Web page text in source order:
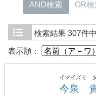
AND検索 OR検
検索結果 307件
表示順：
イマイズミ
今泉